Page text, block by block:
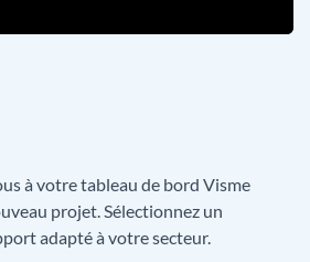
à votre tableau de bord Visme
projet. Sélectionnez un
adapté à votre secteur.